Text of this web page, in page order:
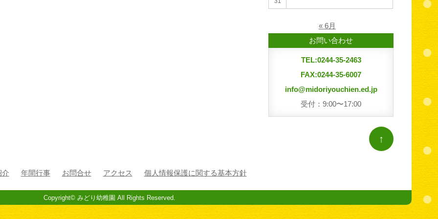
« 6月
お問い合わせ
TEL:0244-35-2463
FAX:0244-35-6007
info@midoriyouchien.ed.jp
受付：9:00〜17:00
↑
介 年間行事 お問合せ アクセス 個人情報保護に関する基本方針
Copyright© みどり幼稚園 All Rights Reserved.